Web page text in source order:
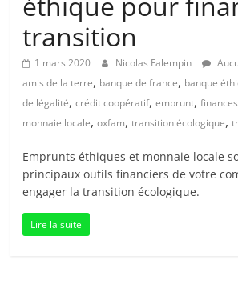
transition
1 mars 2020 Nicolas Falempin
amis de la terre, banque de france, banque
de légalité,crédit coopératif,emprunt,
monnaie locale,oxfam,transition écologique,
Emprunts éthiques et monnaie locale
principaux outils financiers de votre
engager la transition écologique.
Lire la suite